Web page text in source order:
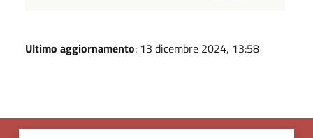
Ultimo aggiornamento: 13 dicembre 2024, 13:58